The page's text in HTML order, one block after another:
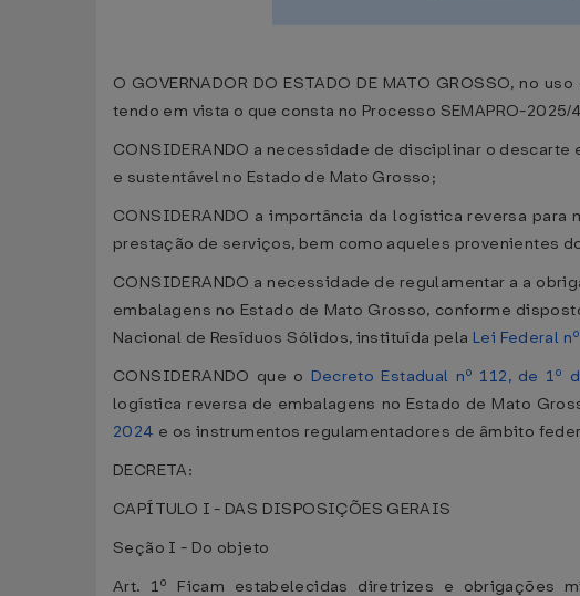
O GOVERNADOR DO ESTADO DE MATO GROSSO,
tendo em vista o que consta no Processo SEMAPRO-2025/
CONSIDERANDO a necessidade de disciplinar o
e sustentável no Estado de Mato Grosso;
CONSIDERANDO a importância da logística reversa
prestação de serviços, bem como aqueles provenientes
CONSIDERANDO a necessidade de regulamentar a a
embalagens no Estado de Mato Grosso, conforme
Nacional de Resíduos Sólidos, instituída pela Lei Federal
CONSIDERANDO que o Decreto Estadual nº 112, de 1º
logística reversa de embalagens no Estado de Mato
2024 e os instrumentos regulamentadores de âmbito
DECRETA:
CAPÍTULO I - DAS DISPOSIÇÕES GERAIS
Seção I - Do objeto
Art. 1º Ficam estabelecidas diretrizes e obrigações